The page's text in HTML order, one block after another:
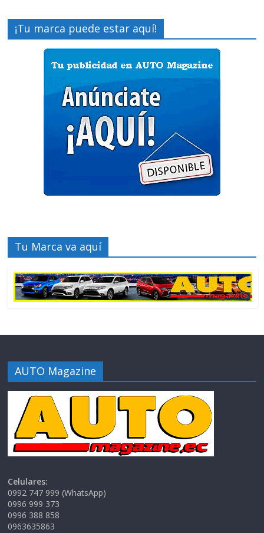
¡Tu marca puede estar aquí!
Tu Marca va aquí
AUTO Magazine
Celulares:
0992 747 999 (WhatsApp)
0996 999 373
0996 388 858
0963635863